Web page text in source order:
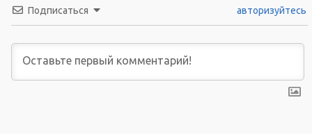
Подписаться авторизуйтесь